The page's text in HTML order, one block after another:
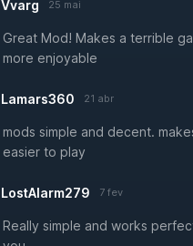
Vvarg 25 mai
Great Mod! Makes a terrible
more enjoyable
Lamars360 21 abr
mods simple and decent.
easier to play
LostAlarm279 7 fev
Really simple and works